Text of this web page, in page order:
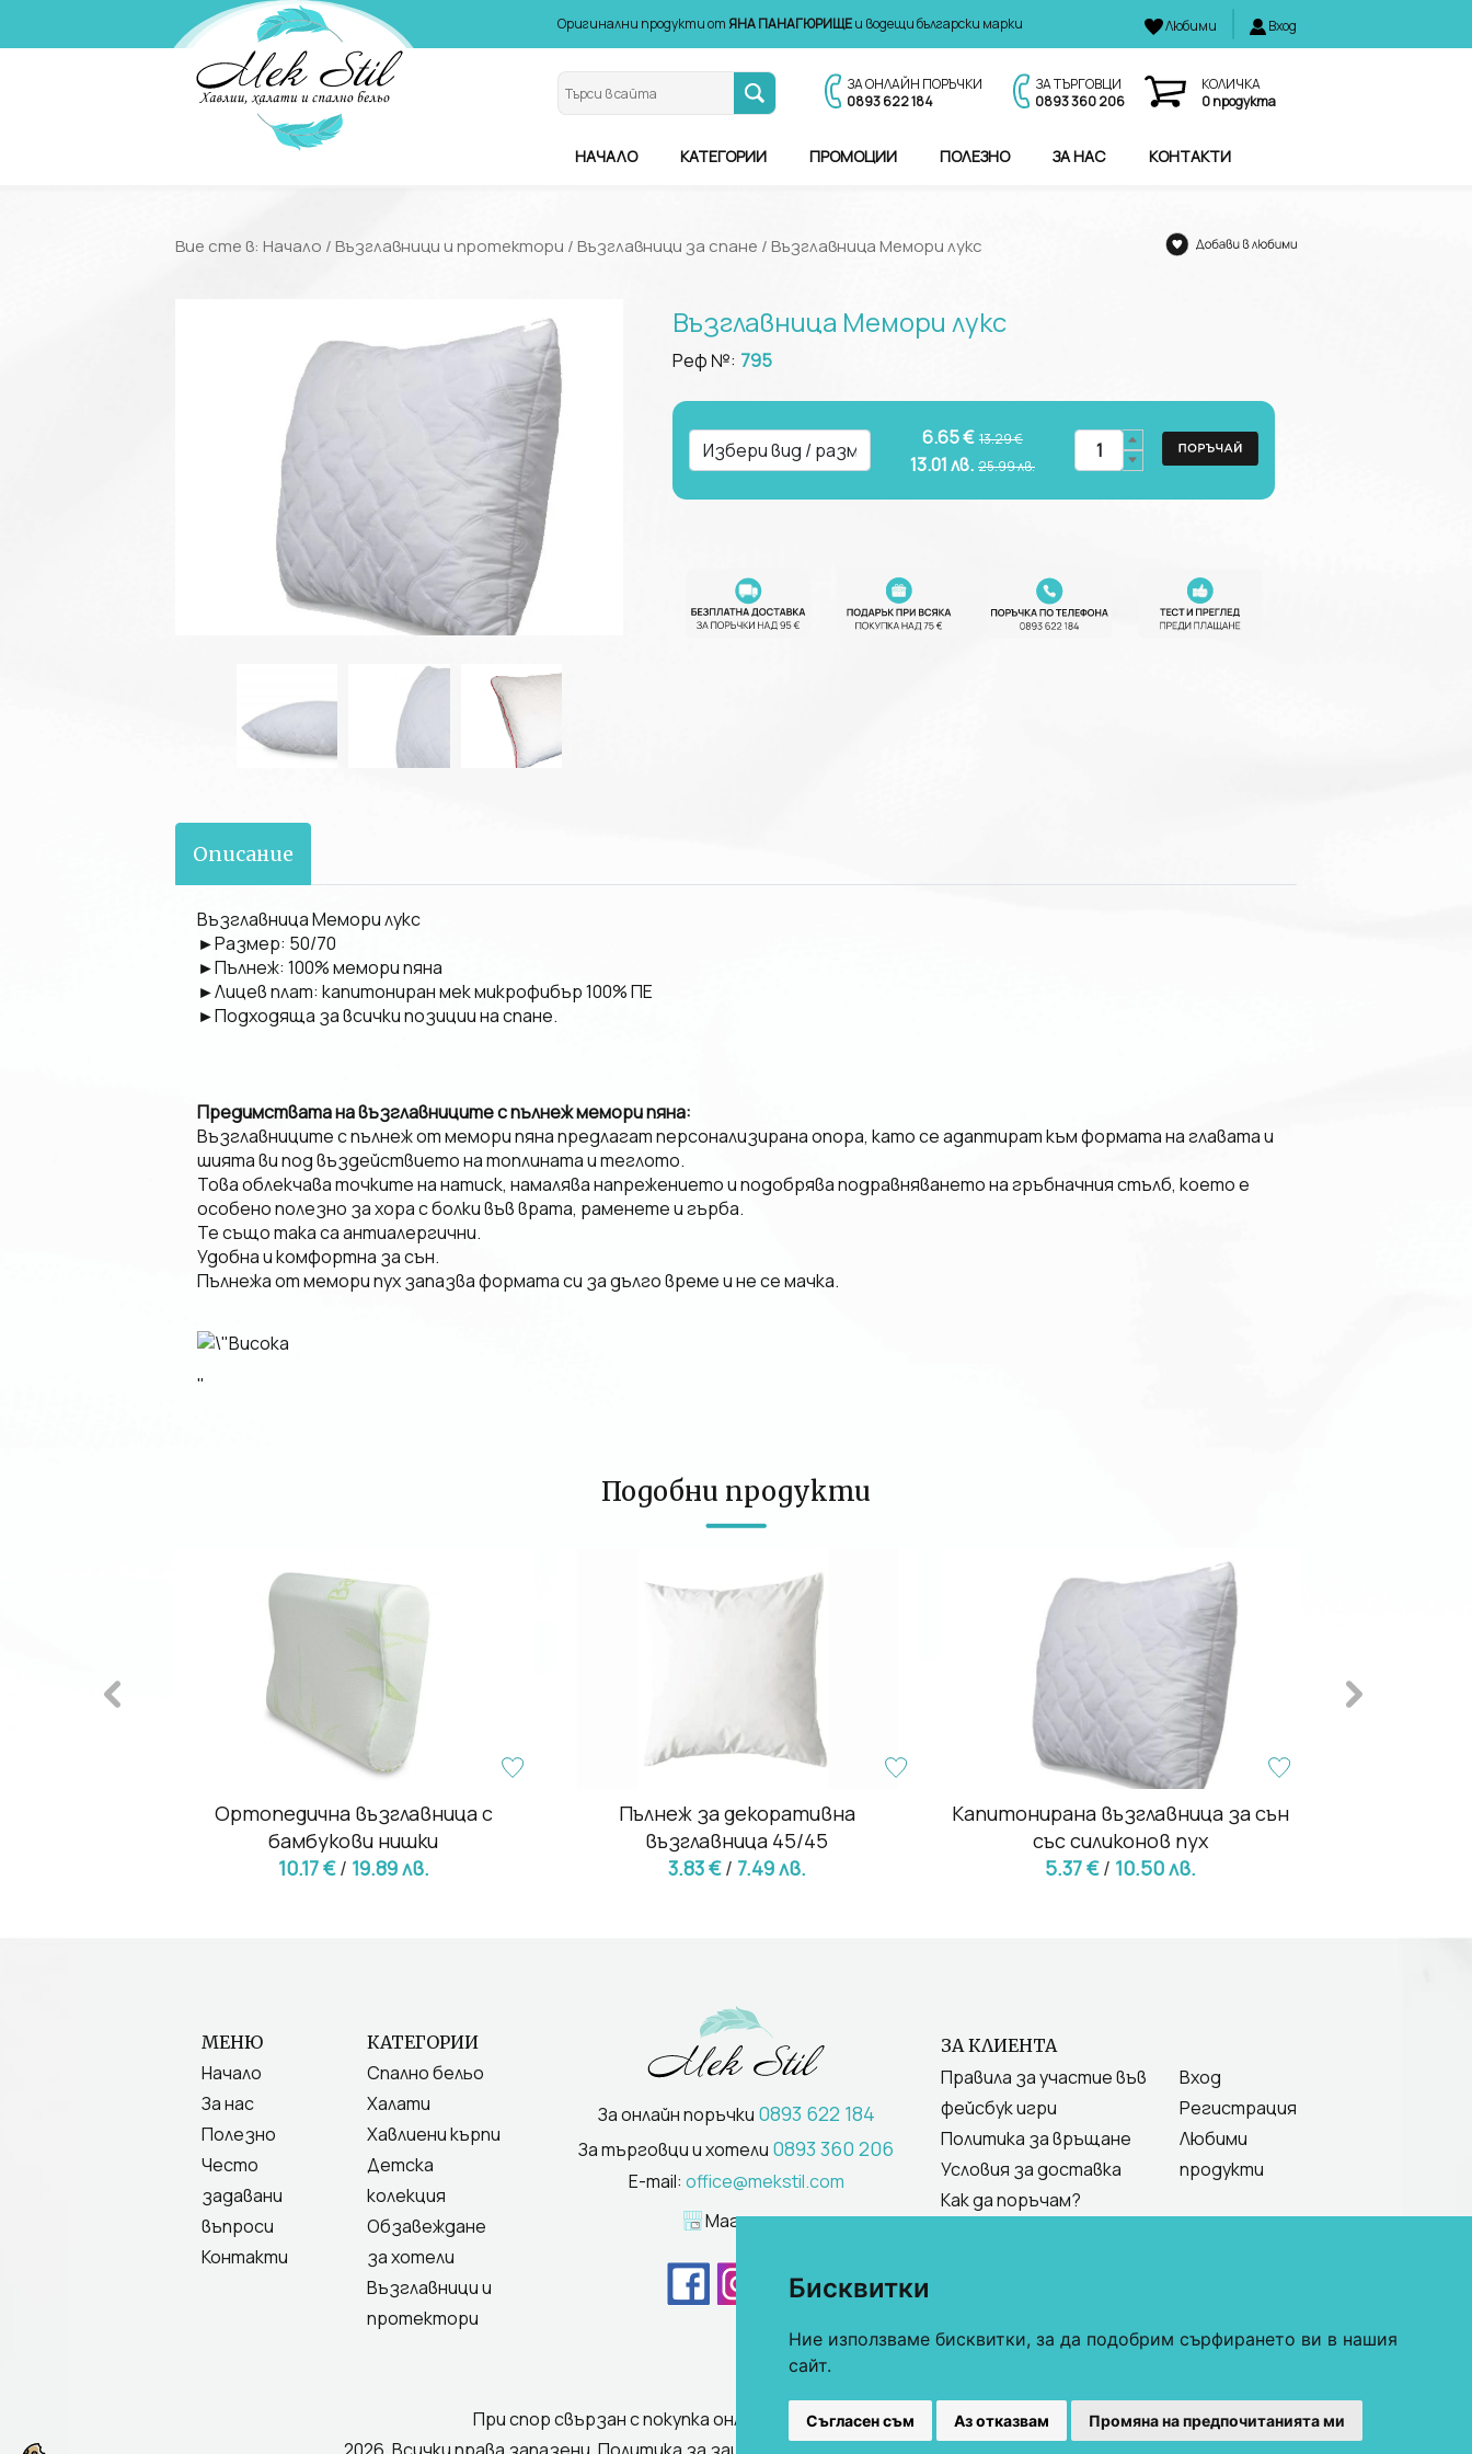
Бисквитки
Ние използваме бисквитки, за да подобрим сърфирането ви в нашия
сайт.
Съгласен съм Аз отказвам Промяна на предпочитанията ми
Оригинални продукти от ЯНА ПАНАГЮРИЩЕи водещи български марки Любими Вход
ЗА ОНЛАЙН ПОРЪЧКИ
0893 622 184
ЗА ТЪРГОВЦИ
0893 360 206
КОЛИЧКА
0продукта
НАЧАЛО КАТЕГОРИИ ПРОМОЦИИ ПОЛЕЗНО ЗА НАС КОНТАКТИ
Вие сте в: Начало /Възглавници и протектори /Възглавници за спане / Възглавница Мемори лукс
Възглавница Мемори лукс
Реф №: 795
6.65 € 13.29 €
13.01лв. 25.99лв.
Описание
Възглавница Мемори лукс
►Размер: 50/70
►Пълнеж: 100% мемори пяна
►Лицев плат: капитониран мек микрофибър 100% ПЕ
►Подходяща за всички позиции на спане.
Предимствата на възглавниците с пълнеж мемори пяна:
Възглавниците с пълнеж от мемори пяна предлагат персонализирана опора, като се адаптират към формата на главата и
шията ви под въздействието на топлината и теглото.
Това облекчава точките на натиск, намалява напрежението и подобрява подравняването на гръбначния стълб, което е
особено полезно за хора с болки във врата, раменете и гърба.
Те също така са антиалергични.
Удобна и комфортна за сън.
Пълнежа от мемори пух запазва формата си за дълго време и не се мачка.
"
Подобни продукти
Ортопедична възглавница с
бамбукови нишки
10.17 € / 19.89 лв.
Пълнеж за декоративна
възглавница 45/45
3.83 € / 7.49 лв.
Капитонирана възглавница за сън
със силиконов пух
5.37 € / 10.50 лв.
МЕНЮ
Начало
За нас
Полезно
Често
задавани
въпроси
Контакти
КАТЕГОРИИ
Спално бельо
Халати
Хавлиени кърпи
Детска
колекция
Обзавеждане
за хотели
Възглавници и
протектори
За онлайн поръчки 0893 622 184
За търговци и хотели 0893 360 206
E-mail: office@mekstil.com
Магазини
ЗА КЛИЕНТА
Правила за участие във
фейсбук игри
Политика за връщане
Условия за доставка
Как да поръчам?
Вход
Регистрация
Любими
продукти
При спор свързан с покупка онлайн, използвате "сайта ОРС"